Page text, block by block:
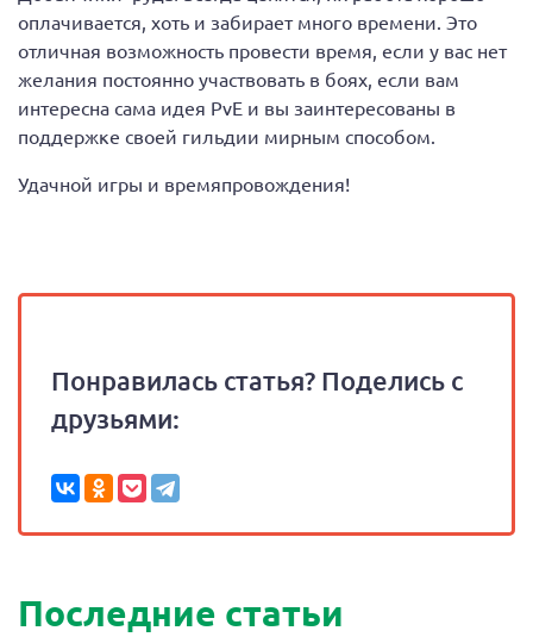
оплачивается, хоть и забирает много времени. Это
отличная возможность провести время, если у вас нет
желания постоянно участвовать в боях, если вам
интересна сама идея PvE и вы заинтересованы в
поддержке своей гильдии мирным способом.
Удачной игры и времяпровождения!
Понравилась статья? Поделись с
друзьями:
Последние статьи